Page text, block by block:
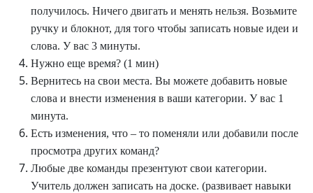
получилось. Ничего двигать и менять нельзя. Возьмите
ручку и блокнот, для того чтобы записать новые идеи и
слова. У вас 3 минуты.
Нужно еще время? (1 мин)
Вернитесь на свои места. Вы можете добавить новые
слова и внести изменения в ваши категории. У вас 1
минута.
Есть изменения, что – то поменяли или добавили после
просмотра других команд?
Любые две команды презентуют свои категории.
Учитель должен записать на доске. (развивает навыки